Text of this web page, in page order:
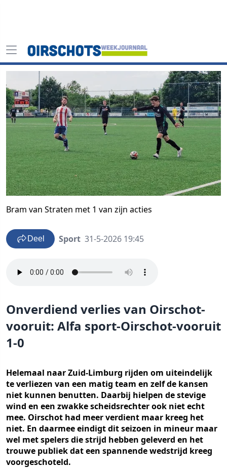
Bram van Straten met 1 van zijn acties
Deel Sport 31-5-2026 19:45
Onverdiend verlies van Oirschot-
vooruit: Alfa sport-Oirschot-vooruit
1-0
Helemaal naar Zuid-Limburg rijden om uiteindelijk
te verliezen van een matig team en zelf de kansen
niet kunnen benutten. Daarbij hielpen de stevige
wind en een zwakke scheidsrechter ook niet echt
mee. Oirschot had meer verdient maar kreeg het
niet. En daarmee eindigt dit seizoen in mineur maar
wel met spelers die strijd hebben geleverd en het
trouwe publiek dat een spannende wedstrijd kreeg
voorgeschoteld.